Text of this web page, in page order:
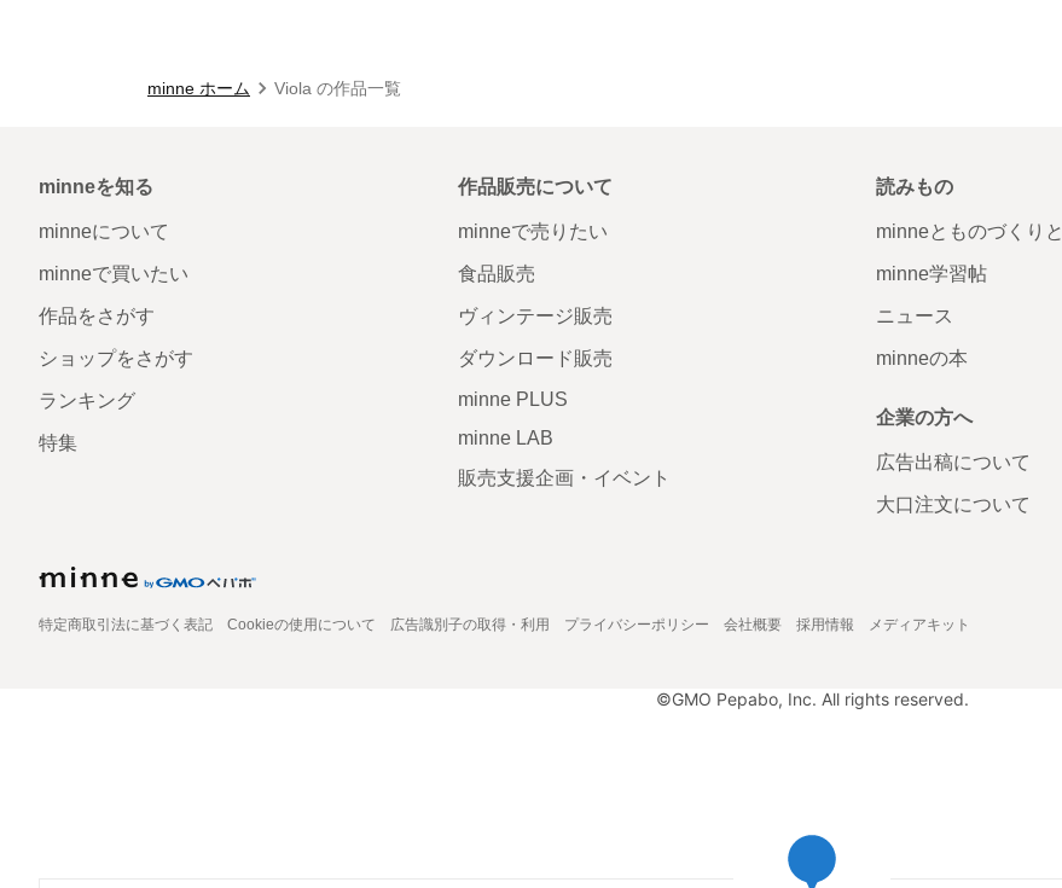
minne ホーム Viola の作品一覧
minneを知る
minneについて
minneで買いたい
作品をさがす
ショップをさがす
ランキング
特集
作品販売について
minneで売りたい
食品販売
ヴィンテージ販売
ダウンロード販売
minne PLUS
minne LAB
販売支援企画・イベント
読みもの
minneとものづくりと
minne学習帖
ニュース
minneの本
企業の方へ
広告出稿について
大口注文について
特定商取引法に基づく表記 Cookieの使用について 広告識別子の取得・利用 プライバシーポリシー 会社概要 採用情報 メディアキット
©GMO Pepabo, Inc. All rights reserved.